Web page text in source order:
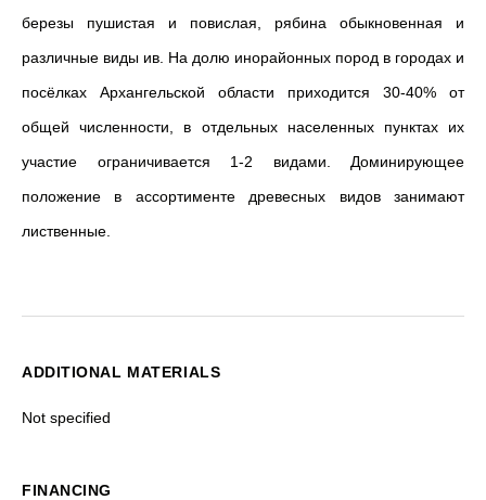
березы пушистая и повислая, рябина обыкновенная и
различные виды ив. На долю инорайонных пород в городах и
посёлках Архангельской области приходится 30-40% от
общей численности, в отдельных населенных пунктах их
участие ограничивается 1-2 видами. Доминирующее
положение в ассортименте древесных видов занимают
лиственные.
ADDITIONAL MATERIALS
Not specified
FINANCING